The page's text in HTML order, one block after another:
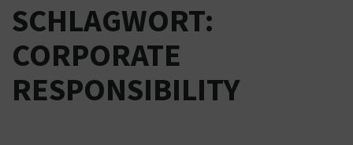
SCHLAGWORT:
CORPORATE
RESPONSIBILITY